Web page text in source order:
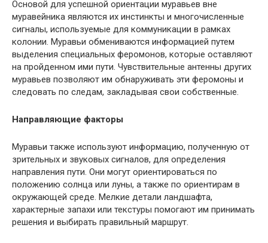
Основой для успешной ориентации муравьев вне
муравейника являются их инстинкты и многочисленные
сигналы, используемые для коммуникации в рамках
колонии. Муравьи обмениваются информацией путем
выделения специальных феромонов, которые оставляют
на пройденном ими пути. Чувствительные антенны других
муравьев позволяют им обнаруживать эти феромоны и
следовать по следам, закладывая свои собственные.
Направляющие факторы
Муравьи также используют информацию, полученную от
зрительных и звуковых сигналов, для определения
направления пути. Они могут ориентироваться по
положению солнца или луны, а также по ориентирам в
окружающей среде. Мелкие детали ландшафта,
характерные запахи или текстуры помогают им принимать
решения и выбирать правильный маршрут.